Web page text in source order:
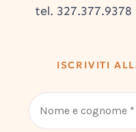
tel.
ISCRIVITI